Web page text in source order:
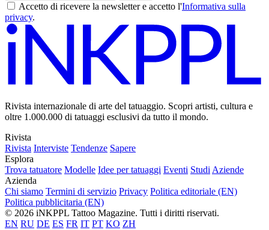
Accetto di ricevere la newsletter e accetto l'Informativa sulla
privacy.
Rivista internazionale di arte del tatuaggio. Scopri artisti, cultura e
oltre 1.000.000 di tatuaggi esclusivi da tutto il mondo.
Rivista
Rivista Interviste Tendenze Sapere
Esplora
Trova tatuatore Modelle Idee per tatuaggi Eventi Studi Aziende
Azienda
Chi siamo Termini di servizio Privacy Politica editoriale (EN)
Politica pubblicitaria (EN)
© 2026 iNKPPL Tattoo Magazine. Tutti i diritti riservati.
EN RU DE ES FR IT PT KO ZH